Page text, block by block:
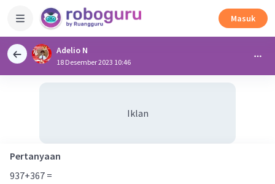
Masuk
Adelio N
18 Desember 2023 10:46
Iklan
Pertanyaan
937+367 =